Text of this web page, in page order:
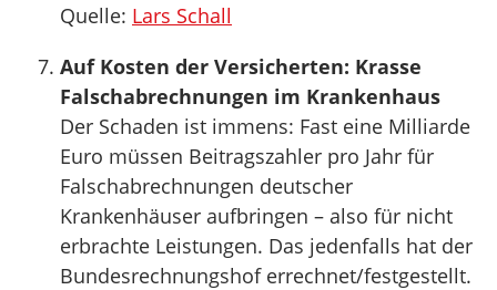
Quelle: Lars Schall
Auf Kosten der Versicherten: Krasse
Falschabrechnungen im Krankenhaus
Der Schaden ist immens: Fast eine Milliarde
Euro müssen Beitragszahler pro Jahr für
Falschabrechnungen deutscher
Krankenhäuser aufbringen – also für nicht
erbrachte Leistungen. Das jedenfalls hat der
Bundesrechnungshof errechnet/festgestellt.